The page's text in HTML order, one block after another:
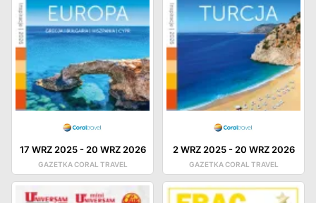
17 WRZ 2025- 20 WRZ 2026
GAZETKA CORAL TRAVEL
2 WRZ 2025- 20 WRZ 2026
GAZETKA CORAL TRAVEL